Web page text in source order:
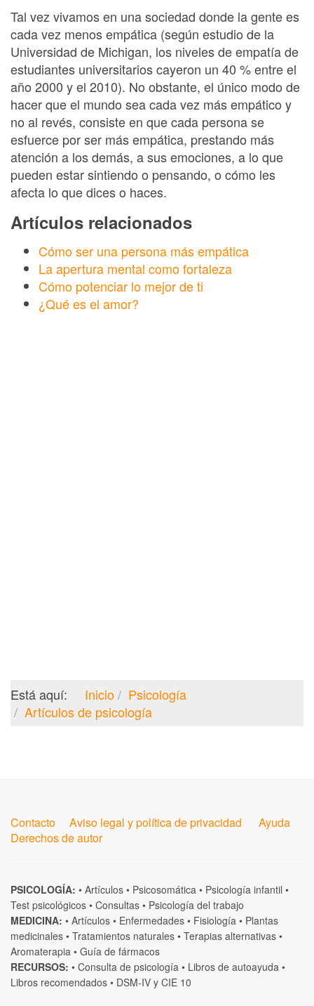
Tal vez vivamos en una sociedad donde la gente es
cada vez menos empática (según estudio de la
Universidad de Michigan, los niveles de empatía de
estudiantes universitarios cayeron un 40 % entre el
año 2000 y el 2010). No obstante, el único modo de
hacer que el mundo sea cada vez más empático y
no al revés, consiste en que cada persona se
esfuerce por ser más empática, prestando más
atención a los demás, a sus emociones, a lo que
pueden estar sintiendo o pensando, o cómo les
afecta lo que dices o haces.
Artículos relacionados
Cómo ser una persona más empática
La apertura mental como fortaleza
Cómo potenciar lo mejor de ti
¿Qué es el amor?
Está aquí: Inicio
Psicología
Artículos de psicología
Contacto Aviso legal y política de privacidad
Ayuda
Derechos de autor
PSICOLOGÍA: • Artículos • Psicosomática • Psicología infantil •
Test psicológicos • Consultas • Psicología del trabajo
MEDICINA: • Artículos • Enfermedades • Fisiología • Plantas
medicinales • Tratamientos naturales • Terapias alternativas •
Aromaterapia • Guía de fármacos
RECURSOS: • Consulta de psicología • Libros de autoayuda •
Libros recomendados • DSM-IV y CIE 10